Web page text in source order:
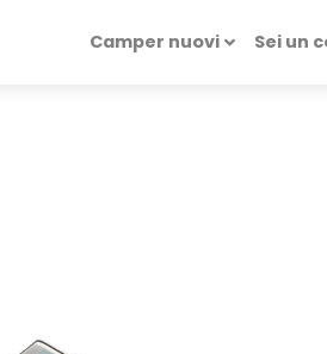
Camper nuovi Sei un